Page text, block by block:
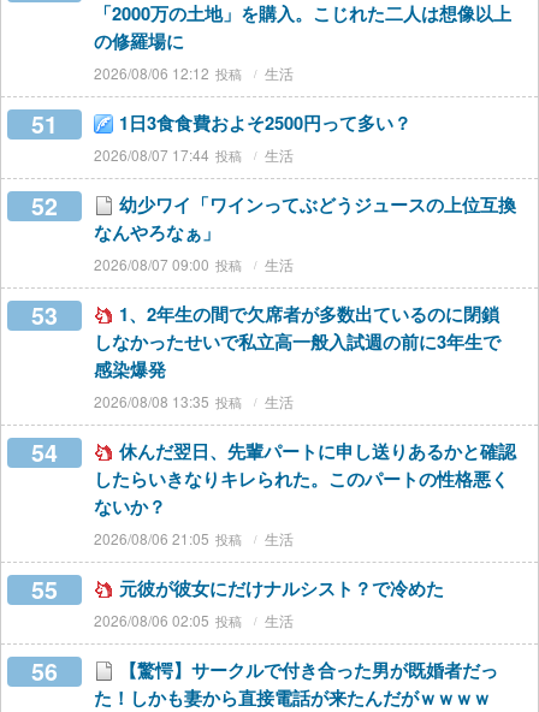
「2000万の土地」を購入。こじれた二人は想像以上
の修羅場に
2026/08/06 12:12 生活
51 1日3食食費およそ2500円って多い？
2026/08/07 17:44 生活
52
幼少ワイ「ワインってぶどうジュースの上位互換
なんやろなぁ」
2026/08/07 09:00 生活
53
1、2年生の間で欠席者が多数出ているのに閉鎖
しなかったせいで私立高一般入試週の前に3年生で
感染爆発
2026/08/08 13:35 生活
54
休んだ翌日、先輩パートに申し送りあるかと確認
したらいきなりキレられた。このパートの性格悪く
ないか？
2026/08/06 21:05 生活
55 元彼が彼女にだけナルシスト？で冷めた
2026/08/06 02:05 生活
56
【驚愕】サークルで付き合った男が既婚者だっ
た！しかも妻から直接電話が来たんだがｗｗｗｗ